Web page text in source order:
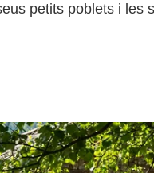
petits poblets i les